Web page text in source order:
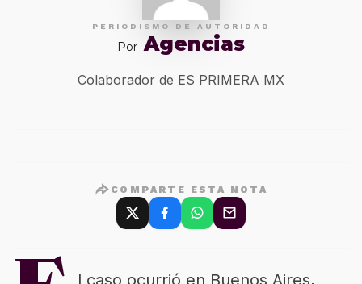
PERIODISMO DE AUTORIDAD
Por Agencias
Colaborador de ES PRIMERA MX
COMPARTE ESTA NOTA
l caso ocurrió en Buenos Aires,